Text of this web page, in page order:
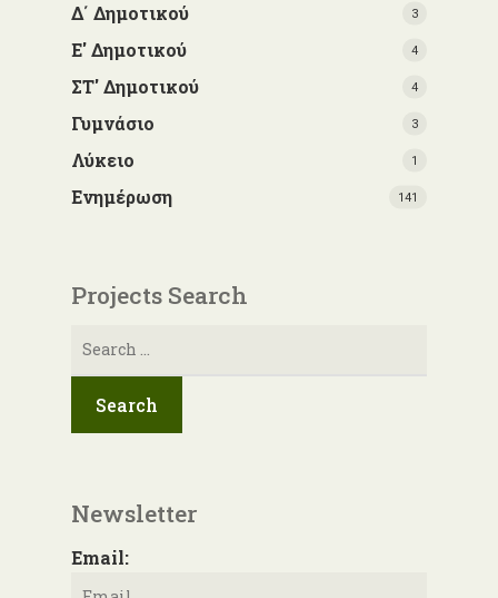
Δ΄ Δημοτικού 3
Ε' Δημοτικού 4
ΣΤ' Δημοτικού 4
Γυμνάσιο 3
Λύκειο 1
Ενημέρωση 141
Projects Search
Αναζήτηση
Newsletter
Email: